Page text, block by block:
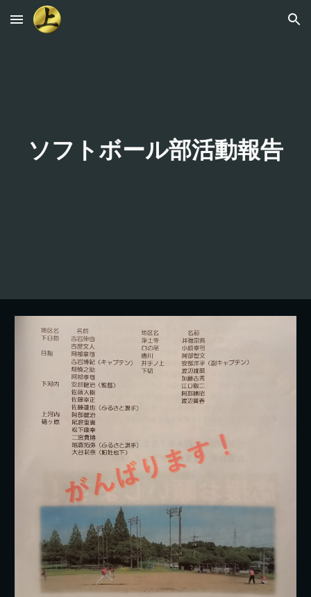
Skip to main content Skip to navigation
ソフトボール部活動報告